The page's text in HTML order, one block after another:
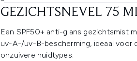
GEZICHTSNEVEL 75
Een SPF50+ anti-glans gezichtsmist
uv-A-/uv-B-bescherming, ideaal voor
onzuivere huidtypes.